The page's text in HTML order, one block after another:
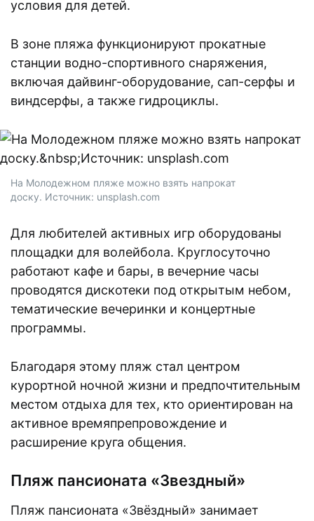
условия для детей.
В зоне пляжа функционируют прокатные
станции водно-спортивного снаряжения,
включая дайвинг-оборудование, сап-серфы и
виндсерфы, а также гидроциклы.
На Молодежном пляже можно взять напрокат
доску. Источник: unsplash.com
Для любителей активных игр оборудованы
площадки для волейбола. Круглосуточно
работают кафе и бары, в вечерние часы
проводятся дискотеки под открытым небом,
тематические вечеринки и концертные
программы.
Благодаря этому пляж стал центром
курортной ночной жизни и предпочтительным
местом отдыха для тех, кто ориентирован на
активное времяпрепровождение и
расширение круга общения.
Пляж пансионата «Звездный»
Пляж пансионата «Звёздный» занимает